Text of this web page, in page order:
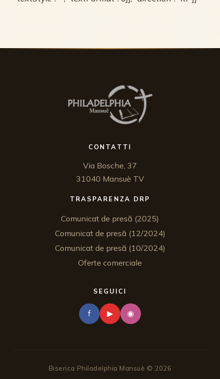
CONTATTI
Via Bosche, 37
31040 Mansuè TV
TRASPARENZA DRP
Comunicat de presă (2025)
Comunicat de presă (12/2024)
Comunicat de presă (10/2024)
Oferte comerciale
SEGUICI
f ▶ ◉
Biserica Philadelphia Mansuè © 2026